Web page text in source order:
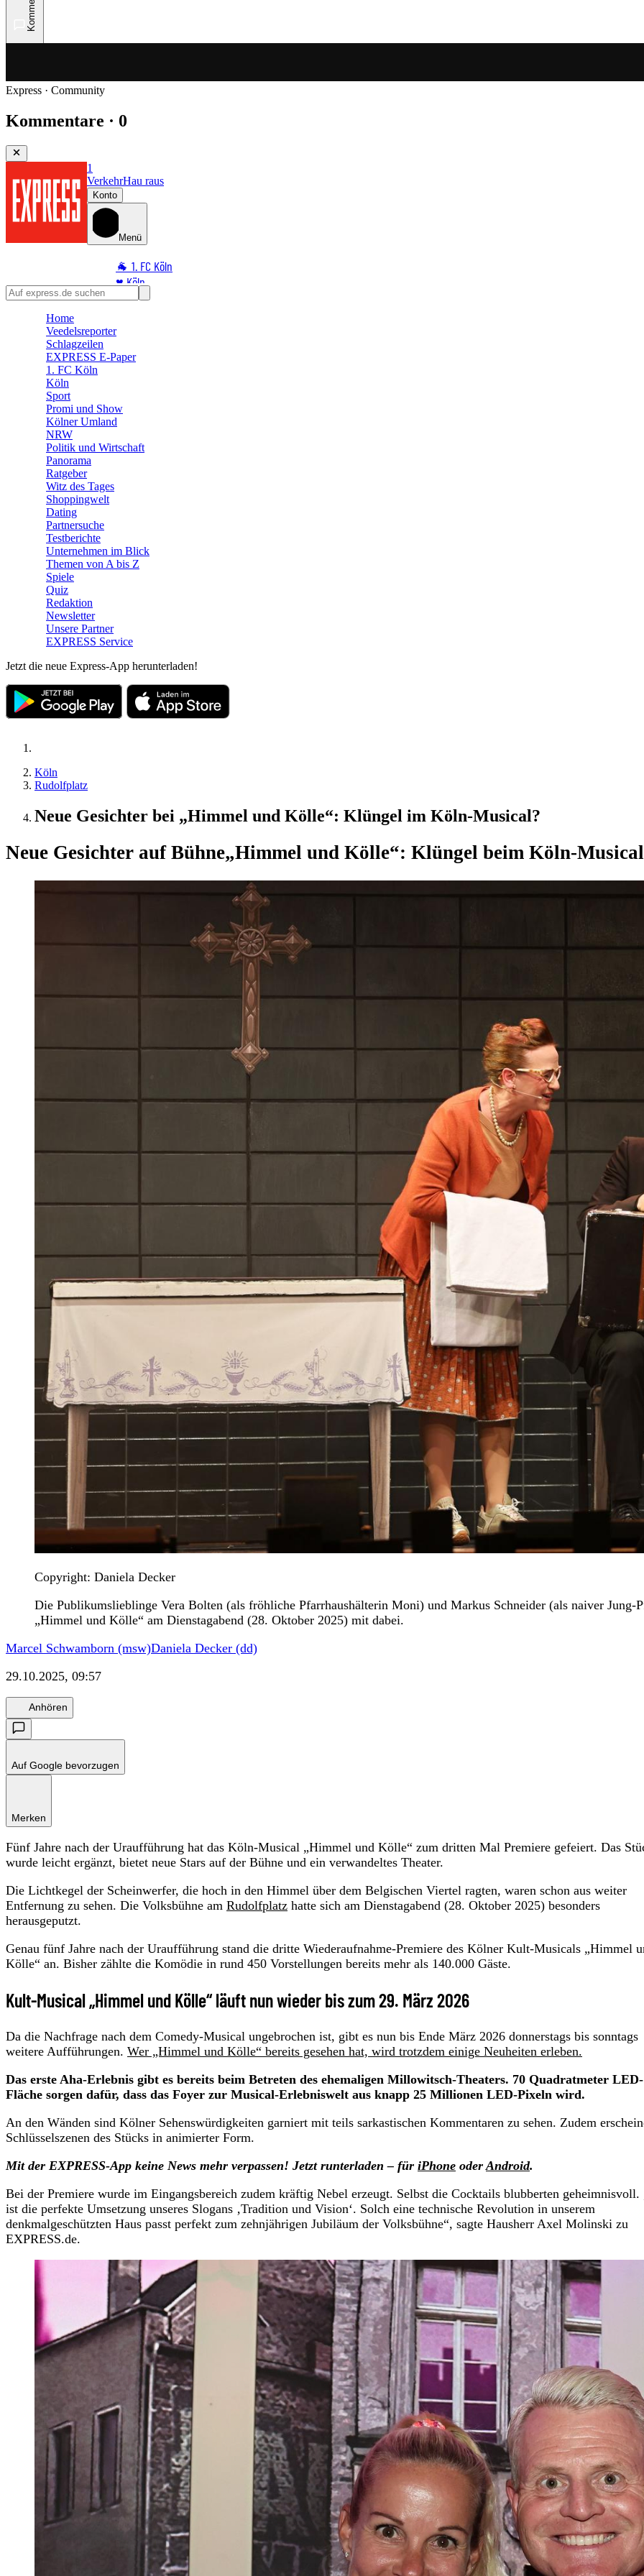
Express · Community
Kommentare · 0
1
VerkehrHau raus
Konto
Menü
🐐 1. FC Köln
♥️ Köln
⭐ Promi
🛒 Shoppingwelt
🧩 Spiele
Home
Veedelsreporter
Schlagzeilen
EXPRESS E-Paper
1. FC Köln
Köln
Sport
Promi und Show
Kölner Umland
NRW
Politik und Wirtschaft
Panorama
Ratgeber
Witz des Tages
Shoppingwelt
Dating
Partnersuche
Testberichte
Unternehmen im Blick
Themen von A bis Z
Spiele
Quiz
Redaktion
Newsletter
Unsere Partner
EXPRESS Service
Jetzt die neue Express-App herunterladen!
Köln
Rudolfplatz
Neue Gesichter bei „Himmel und Kölle“: Klüngel im Köln-Musical?
Neue Gesichter auf Bühne„Himmel und Kölle“: Klüngel beim Köln-
Copyright: Daniela Decker
Die Publikumslieblinge Vera Bolten (als fröhliche Pfarrhaushälterin Moni) und Markus Schneider (als naiver Jung-
„Himmel und Kölle“ am Dienstagabend (28. Oktober 2025) mit dabei.
Marcel Schwamborn (msw)Daniela Decker (dd)
29.10.2025, 09:57
Anhören
Auf Google bevorzugen
Merken
Fünf Jahre nach der Uraufführung hat das Köln-Musical „Himmel und Kölle“ zum dritten Mal Premiere gefeiert. Das
wurde leicht ergänzt, bietet neue Stars auf der Bühne und ein verwandeltes Theater.
Die Lichtkegel der Scheinwerfer, die hoch in den Himmel über dem Belgischen Viertel ragten, waren schon aus weiter
Entfernung zu sehen. Die Volksbühne am Rudolfplatz hatte sich am Dienstagabend (28. Oktober 2025) besonders
herausgeputzt.
Genau fünf Jahre nach der Uraufführung stand die dritte Wiederaufnahme-Premiere des Kölner Kult-Musicals „Himmel
Kölle“ an. Bisher zählte die Komödie in rund 450 Vorstellungen bereits mehr als 140.000 Gäste.
Kult-Musical „Himmel und Kölle“ läuft nun wieder bis zum 29. März 2026
Da die Nachfrage nach dem Comedy-Musical ungebrochen ist, gibt es nun bis Ende März 2026 donnerstags bis sonntags
weitere Aufführungen. Wer „Himmel und Kölle“ bereits gesehen hat, wird trotzdem einige Neuheiten erleben.
Das erste Aha-Erlebnis gibt es bereits beim Betreten des ehemaligen Millowitsch-Theaters. 70 Quadratmeter LED-
Fläche sorgen dafür, dass das Foyer zur Musical-Erlebniswelt aus knapp 25 Millionen LED-Pixeln wird.
An den Wänden sind Kölner Sehenswürdigkeiten garniert mit teils sarkastischen Kommentaren zu sehen. Zudem
Schlüsselszenen des Stücks in animierter Form.
Mit der EXPRESS-App keine News mehr verpassen! Jetzt runterladen – für iPhone oderAndroid.
Bei der Premiere wurde im Eingangsbereich zudem kräftig Nebel erzeugt. Selbst die Cocktails blubberten geheimnisvoll.
ist die perfekte Umsetzung unseres Slogans ‚Tradition und Vision‘. Solch eine technische Revolution in unserem
denkmalgeschützten Haus passt perfekt zum zehnjährigen Jubiläum der Volksbühne“, sagte Hausherr Axel Molinski zu
EXPRESS.de.